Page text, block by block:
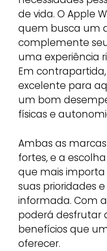
de vida. O Apple
quem busca um
complemente
uma experiência
Em
excelente para
um bom
físicas e
Ambas as
fortes, e a
que mais importa
suas prioridades
informada. Com
poderá desfrutar
benefícios que
oferecer.